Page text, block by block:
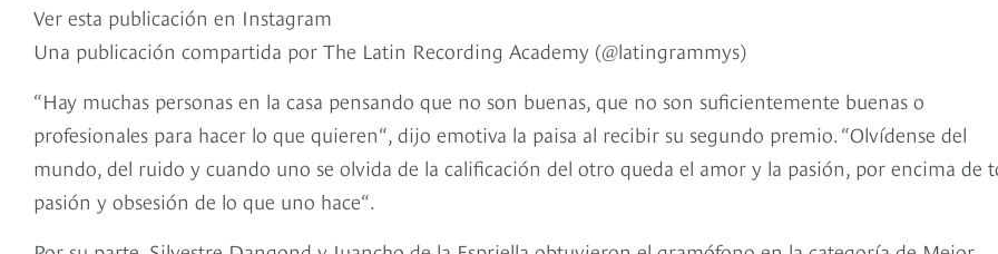
Ver esta publicación en Instagram
Una publicación compartida por The Latin Recording Academy (@latingrammys)
“Hay muchas personas en la casa pensando que no son buenas, que no son suficientemente buenas o
profesionales para hacer lo que quieren“, dijo emotiva la paisa al recibir su segundo premio. “Olvídense del
mundo, del ruido y cuando uno se olvida de la calificación del otro queda el amor y la pasión, por encima de
pasión y obsesión de lo que uno hace“.